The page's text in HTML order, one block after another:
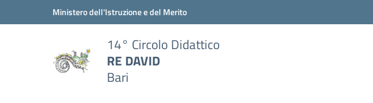
Vai ai contenuti
Vai al menu di navigazioneMinistero dell'Istruzione e del Merito
14° Circolo Didattico
RE DAVID
Bari